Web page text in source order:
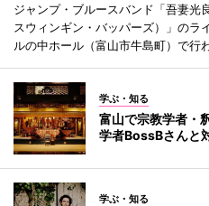
ジャンプ・ブルースバンド「吾妻
スウィンギン・バッパーズ）」のラ
ルの中ホール（富山市牛島町）で行
学ぶ・知る
富山で宗教学者・
学者BossBさんと
学ぶ・知る